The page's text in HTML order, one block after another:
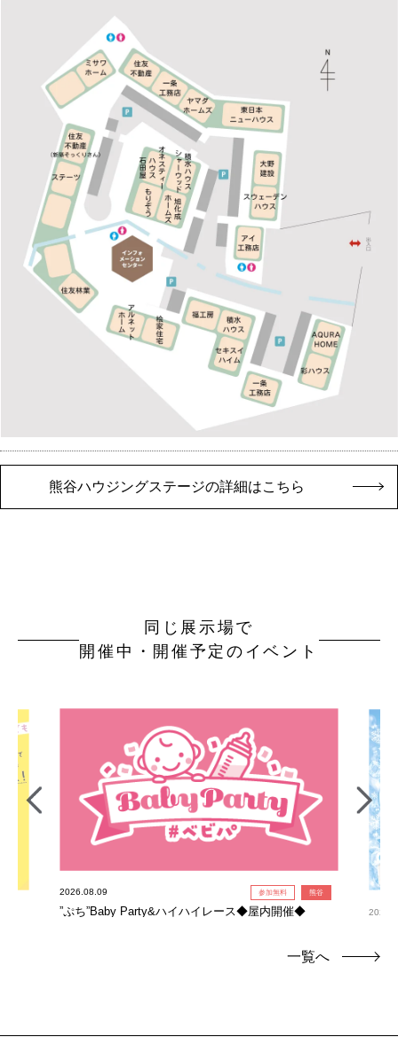
熊谷ハウジングステージの詳細はこちら
同じ展示場で
開催中・開催予定のイベント
2026.08.09 参加無料 熊谷
”ぷち”Baby Party&ハイハイレース◆屋内開催◆
一覧へ